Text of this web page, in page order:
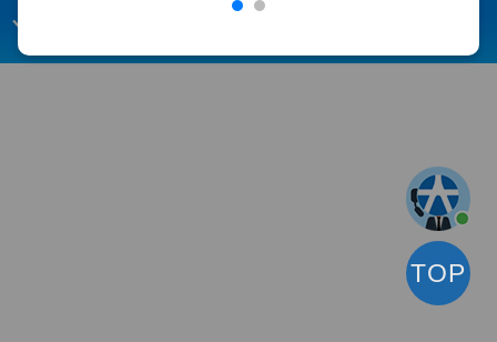
webmaster@yuanta.com
TOP